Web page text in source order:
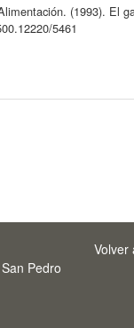
(1993). El
5461
Pedro
Volver